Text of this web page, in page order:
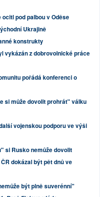
pod palbou v Oděse
Ukrajině
konstrukty
vykázán z dobrovolnické práce
pořádá konferenci o
si může dovolit prohrát" válku
vojenskou podporu ve výši
si Rusko nemůže dovolit
dokázal být pět dnů ve
být plně suverénní"